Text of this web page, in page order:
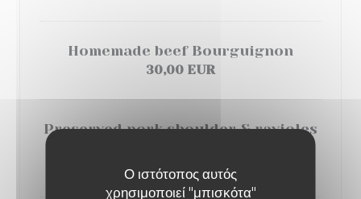
Ο ιστότοπος αυτός
χρησιμοποιεί "μπισκότα"
Homemade beef Bourguignon
30,00 EUR
Preserved pork shoulder & ravioles
30,00 EUR